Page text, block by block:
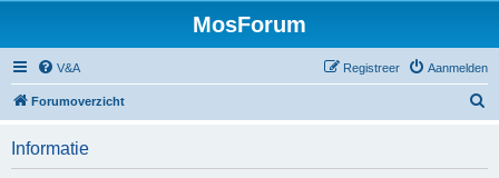
MosForum
V&A Aanmelden
Registreer
Forumoverzicht
Informatie